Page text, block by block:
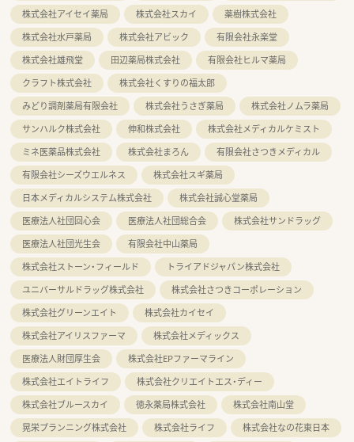
株式会社アイセイ薬局
株式会社スカイ
薬樹株式会社
株式会社水戸薬局
株式会社アビック
有限会社永楽堂
株式会社雄飛堂
田辺薬局株式会社
有限会社ヒルマ薬局
クラフト株式会社
株式会社くすりの福太郎
みどり調剤薬局有限会社
株式会社うさぎ薬局
株式会社ノムラ薬局
サンハルク株式会社
伸和株式会社
株式会社メディカルケミスト
ミネ医薬品株式会社
株式会社まろん
有限会社さつきメディカル
有限会社シーズウエルネス
株式会社スギ薬局
日本メディカルシステム株式会社
株式会社誠心堂薬局
医療法人社団回心会
医療法人社団総合会
株式会社サンドラッグ
医療法人社団光生会
有限会社中山薬局
株式会社ストーン・フィールド
トライアドジャパン株式会社
ユニバーサルドラッグ株式会社
株式会社さつきコーポレーション
株式会社グリーンエイト
株式会社カイセイ
株式会社アイリスファーマ
株式会社メディックス
医療法人財団厚生会
株式会社EPファーマライン
株式会社エイトライフ
株式会社クリエイトエス・ディー
株式会社ブルースカイ
徳永薬局株式会社
株式会社南山堂
晃栄プランニング株式会社
株式会社ライフ
株式会社なの花東日本